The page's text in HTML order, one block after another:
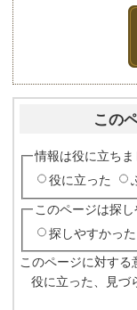
この
情報は役に立ちま
役に立った
このページは探
探しやすかった
このページに対する
役に立った、見づ